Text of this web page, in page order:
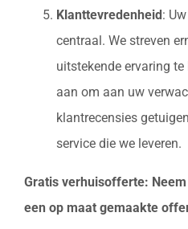
Klanttevredenheid :
centraal. We streven
uitstekende ervaring
aan om aan uw
klantrecensies
service die we leveren.
Gratis verhuisofferte:
een op maat gemaakte